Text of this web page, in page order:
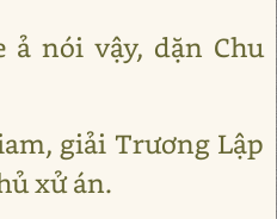
ả nói vậy, dặn Chu
giải Trương Lập
xử án.